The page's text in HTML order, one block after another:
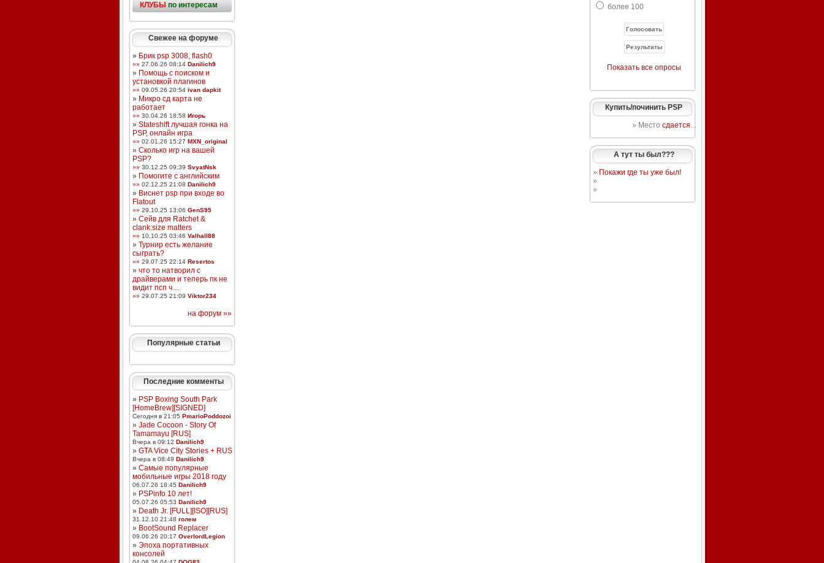
КЛУБЫ по интересам
Свежее на форуме
» Брик psp 3008, flash0
»» 27.06.26 08:14 Danilich9
» Помощь с поиском и
установкой плагинов
»» 09.05.26 20:54 ivan dapkit
» Микро сд карта не
работает
»» 30.04.26 18:58 Игорь
» Stateshift лучшая гонка на
PSP, онлайн игра
»» 02.01.26 15:27 MXN_original
» Сколько игр на вашей
PSP?
»» 30.12.25 09:39 SvyatNsk
» Помогите с английским
»» 02.12.25 21:08 Danilich9
» Виснет psp при входе во
Flatout
»» 29.10.25 13:06 GenS95
» Сейв для Ratchet &
clank:size matters
»» 10.10.25 03:46 Valhall88
» Турнир есть желание
сыграть?
»» 29.07.25 22:14 Resertos
» что то натворил с
драйверами и теперь пк не
видит псп ч ...
»» 29.07.25 21:09 Viktor234
на форум »»
Популярные статьи
Последние комменты
» PSP Boxing South Park
[HomeBrew][SIGNED]
Сегодня в 21:05 PmarioPoddozoi
» Jade Cocoon - Story Of
Tamamayu [RUS]
Вчера в 09:12 Danilich9
» GTA Vice City Stories + RUS
Вчера в 08:49 Danilich9
» Самые популярные
мобильные игры 2018 году
06.07.26 18:45 Danilich9
» PSPinfo 10 лет!
05.07.26 05:53 Danilich9
» Death Jr. [FULL][ISO][RUS]
31.12.10 21:48 голем
» BootSound Replacer
09.06.26 20:17 OverlordLegion
» Эпоха портативных
консолей
более 100
Показать все опросы
Купить/починить PSP
» Место сдается...
А тут ты был???
» Покажи где ты уже был!
»
»